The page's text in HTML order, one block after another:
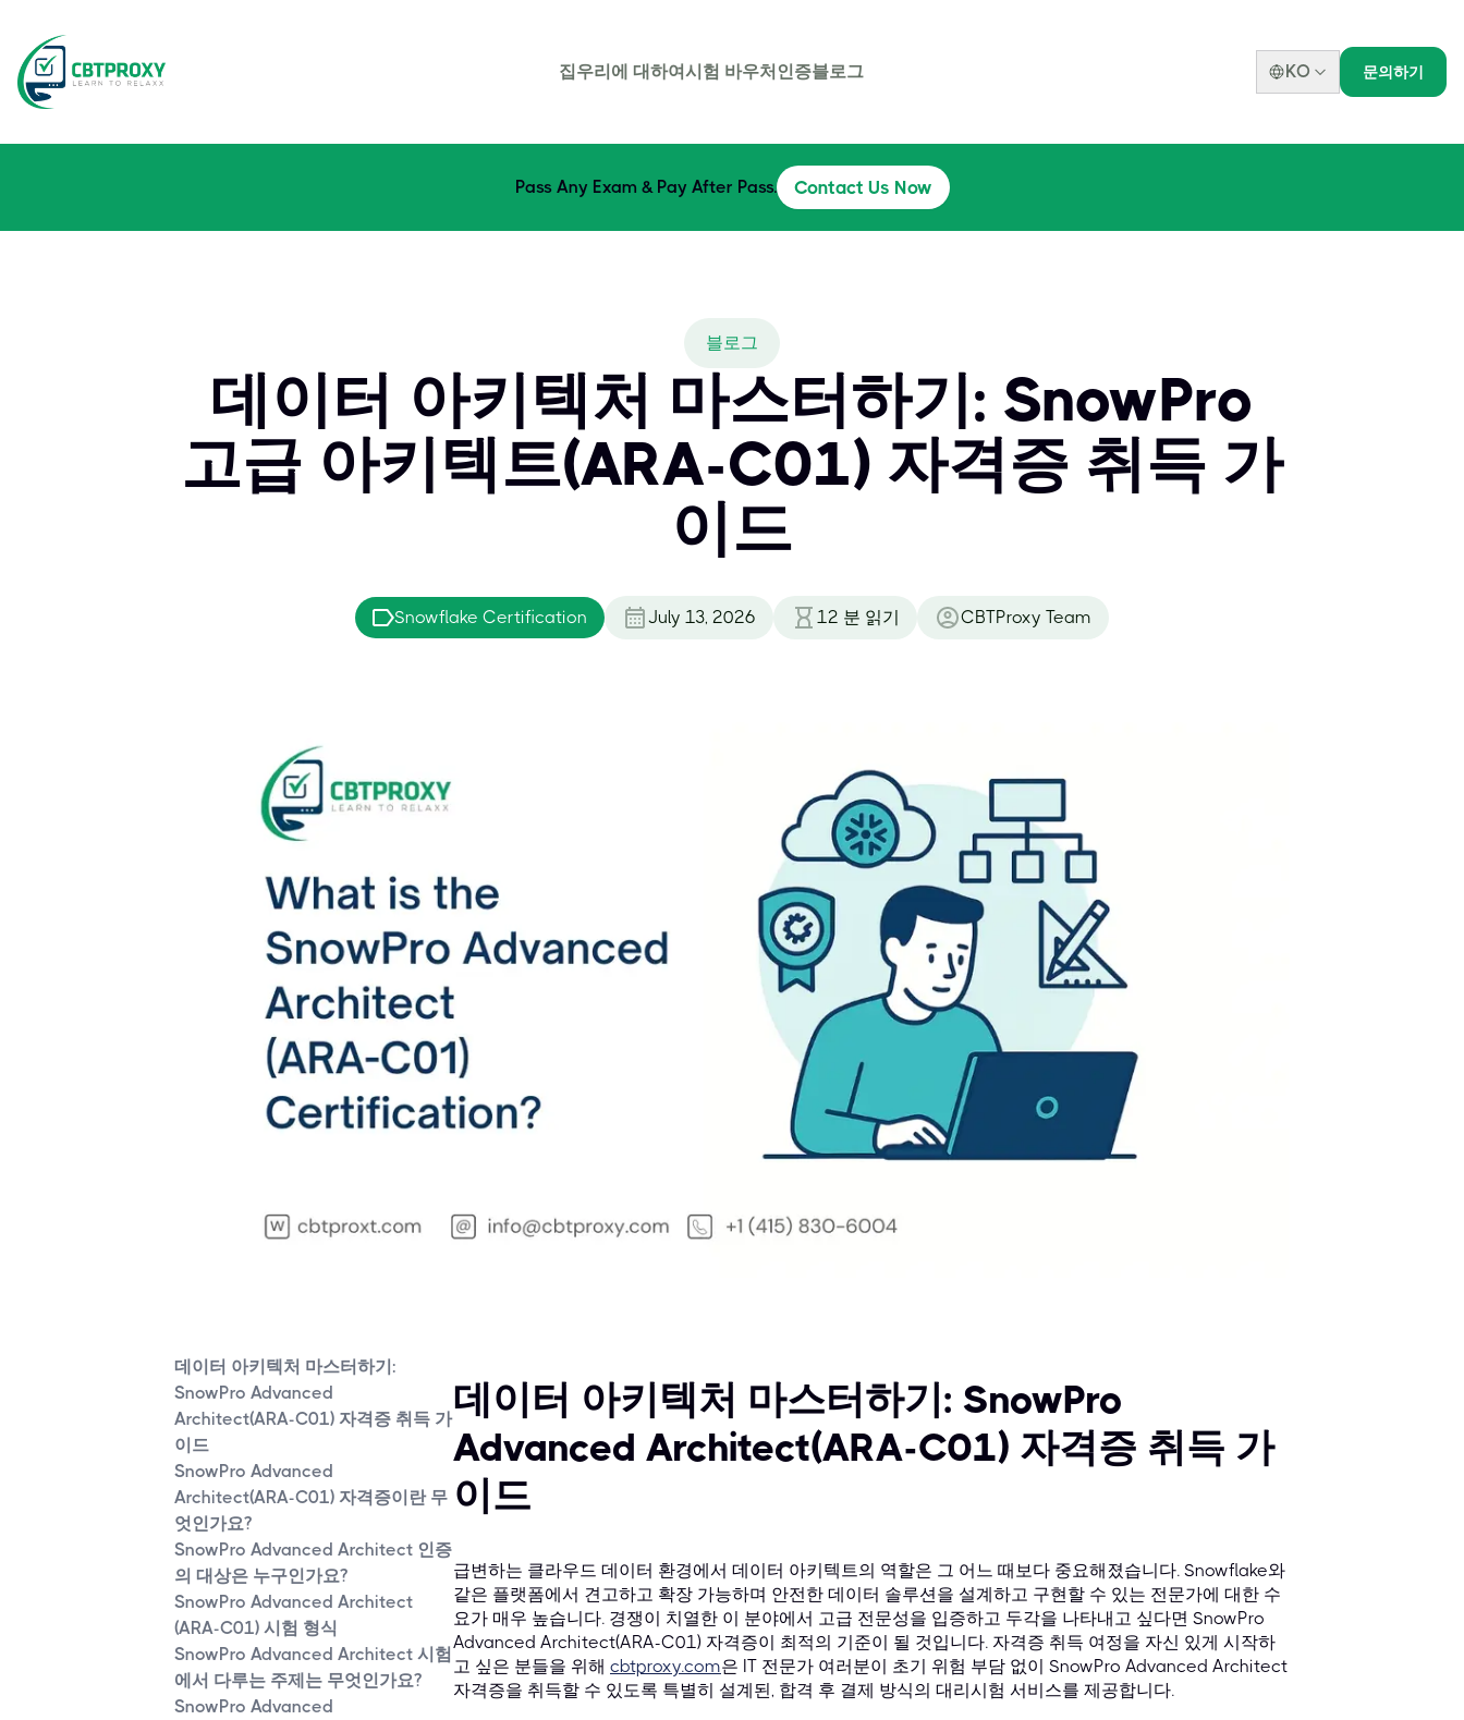
집우리에 대하여시험 바우처 인증블로그 KO 문의하기
Pass Any Exam & Pay After Pass. Contact Us Now
블로그
데이터 아키텍처 마스터하기: SnowPro
고급 아키텍트(ARA-C01) 자격증 취득 가
이드
Snowflake Certification July 13, 2026 12 분 읽기 CBTProxy Team
데이터 아키텍처 마스터하기:
SnowPro Advanced
Architect(ARA-C01) 자격증 취득 가
이드
SnowPro Advanced
Architect(ARA-C01) 자격증이란 무
엇인가요?
SnowPro Advanced Architect 인증
의 대상은 누구인가요?
SnowPro Advanced Architect
(ARA-C01) 시험 형식
SnowPro Advanced Architect 시험
에서 다루는 주제는 무엇인가요?
SnowPro Advanced
데이터 아키텍처 마스터하기: SnowPro
Advanced Architect(ARA-C01) 자격증 취득 가
이드
급변하는 클라우드 데이터 환경에서 데이터 아키텍트의 역할은 그 어느 때보다 중요해졌습니다. Snowflake와
같은 플랫폼에서 견고하고 확장 가능하며 안전한 데이터 솔루션을 설계하고 구현할 수 있는 전문가에 대한 수
요가 매우 높습니다. 경쟁이 치열한 이 분야에서 고급 전문성을 입증하고 두각을 나타내고 싶다면 SnowPro
Advanced Architect(ARA-C01) 자격증이 최적의 기준이 될 것입니다. 자격증 취득 여정을 자신 있게 시작하
고 싶은 분들을 위해 cbtproxy.com은 IT 전문가 여러분이 초기 위험 부담 없이 SnowPro Advanced Architect
자격증을 취득할 수 있도록 특별히 설계된, 합격 후 결제 방식의 대리시험 서비스를 제공합니다.